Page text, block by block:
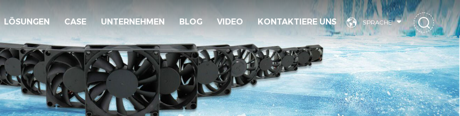
SPRACHE
LÖSUNGEN CASE UNTERNEHMEN BLOG VIDEO KONTAKTIERE UNS